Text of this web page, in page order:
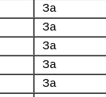
За
За
За
За
За